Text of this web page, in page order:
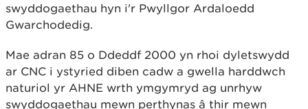
swyddogaethau hyn i'r Pwyllgor Ardaloedd
Gwarchodedig.
Mae adran 85 o Ddeddf 2000 yn rhoi dyletswydd
ar CNC i ystyried diben cadw a gwella harddwch
naturiol yr AHNE wrth ymgymryd ag unrhyw
swyddogaethau mewn perthynas â thir mewn